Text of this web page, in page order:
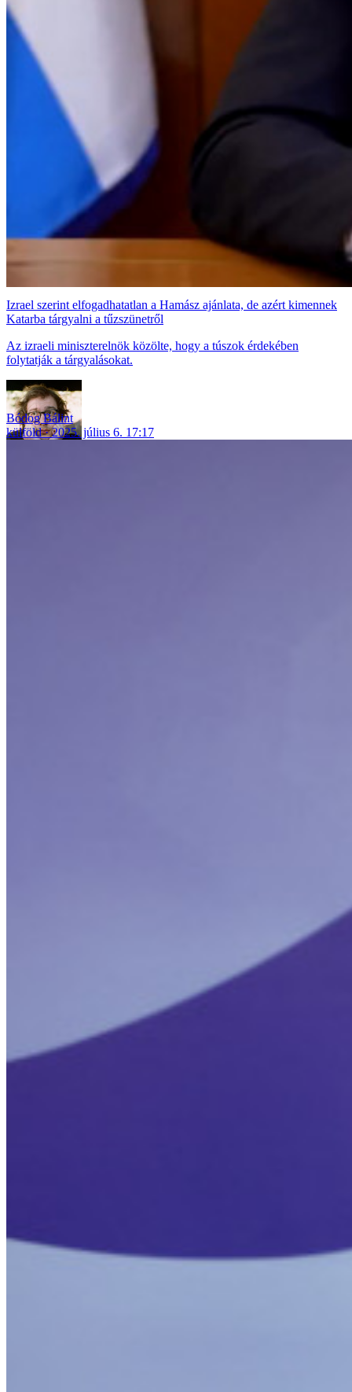
Izrael szerint elfogadhatatlan a Hamász ajánlata, de azért kimennek
Katarba tárgyalni a tűzszünetről
Az izraeli miniszterelnök közölte, hogy a túszok érdekében
folytatják a tárgyalásokat.
Bódog Bálint
külföld
2025. július 6. 17:17